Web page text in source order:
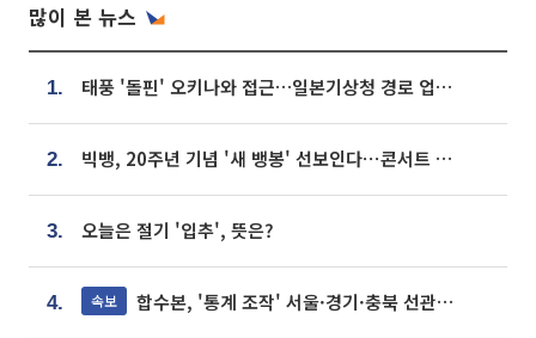
많이 본 뉴스
1. 태풍 '돌핀' 오키나와 접근…일본기상청 경로 업데이트
2. 빅뱅, 20주년 기념 '새 뱅봉' 선보인다⋯콘서트 앞두고 팝업 개최
3. 오늘은 절기 '입추', 뜻은?
4. 속보 합수본, '통계 조작' 서울·경기·충북 선관위 등 추가 압수수색